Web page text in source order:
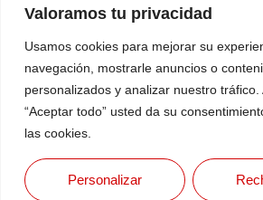
Valoramos tu privacidad
Usamos cookies para mejorar su
navegación, mostrarle anuncios o
personalizados y analizar nuestro tráfico.
“Aceptar todo” usted da su
las cookies.
Personalizar
EDICIÓN 2023
#ACTUALIDAD
#FLASHSURFING
#CONEXIONSURFING
🔴 LIVE
A CONTRA PICO